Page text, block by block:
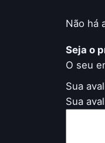
Não há
Seja o
O seu
Sua
Sua